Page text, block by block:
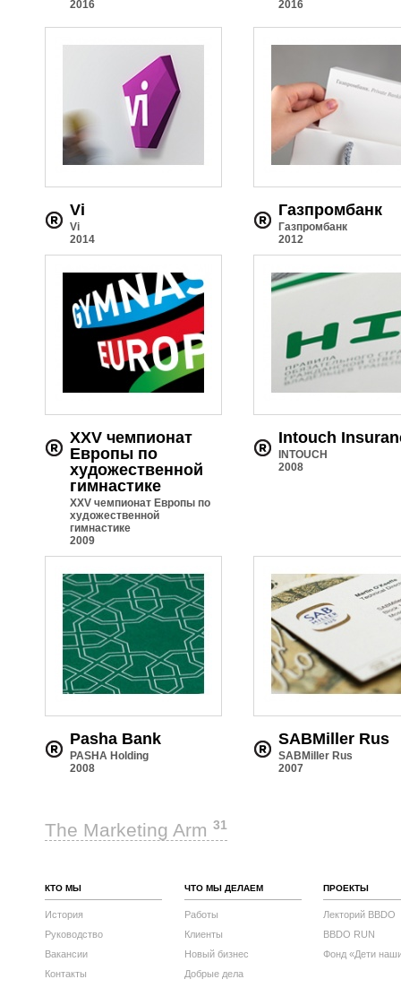
2016 2016
Vi
Vi
2014
Газпромбанк
Газпромбанк
2012
XXV чемпионат
Европы по
художественной
гимнастике
XXV чемпионат Европы по
художественной
гимнастике
2009
Intouch
INTOUCH
2008
Pasha Bank
PASHA Holding
2008
SABMiller Rus
SABMiller Rus
2007
The Marketing Arm 31
КТО МЫ
История
Руководство
Вакансии
Контакты
ЧТО МЫ ДЕЛАЕМ
Работы
Клиенты
Новый бизнес
Добрые дела
ПРОЕКТЫ
Лекторий BBDO
BBDO RUN
Фонд «Дети